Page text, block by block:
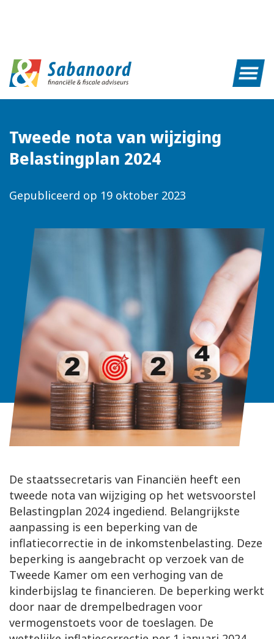
Tweede nota van wijziging
Belastingplan 2024
Gepubliceerd op 19 oktober 2023
De staatssecretaris van Financiën heeft een
tweede nota van wijziging op het wetsvoorstel
Belastingplan 2024 ingediend. Belangrijkste
aanpassing is een beperking van de
inflatiecorrectie in de inkomstenbelasting. Deze
beperking is aangebracht op verzoek van de
Tweede Kamer om een verhoging van de
kinderbijslag te financieren. De beperking werkt
door naar de drempelbedragen voor
vermogenstoets voor de toeslagen. De